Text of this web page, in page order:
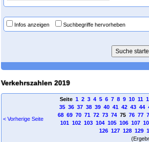
Infos anzeigen Suchbegriffe hervorheben
Verkehrszahlen 2019
< Vorherige Seite
Seite 1 2 3 4 5 6 7 8 9 10 11
35 36 37 38 39 40 41 42 43 44
68 69 70 71 72 73 7475 76 77
101 102 103 104 105 106 107
126 127 128 129